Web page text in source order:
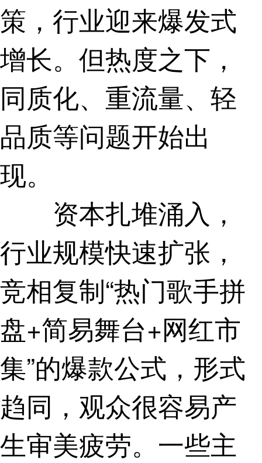
策，行业迎来爆发式
增长。但热度之下，
同质化、重流量、轻
品质等问题开始出
现。
资本扎堆涌入，
行业规模快速扩张，
竞相复制“热门歌手拼
盘+简易舞台+网红市
集”的爆款公式，形式
趋同，观众很容易产
生审美疲劳。一些主